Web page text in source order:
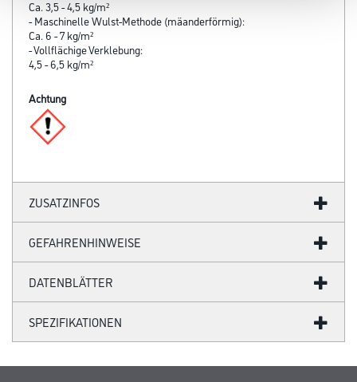
Ca. 3,5 - 4,5 kg/m²
- Maschinelle Wulst-Methode (mäanderförmig):
Ca. 6 - 7 kg/m²
- Vollflächige Verklebung:
4,5 - 6,5 kg/m²
Achtung
ZUSATZINFOS
GEFAHRENHINWEISE
DATENBLÄTTER
SPEZIFIKATIONEN